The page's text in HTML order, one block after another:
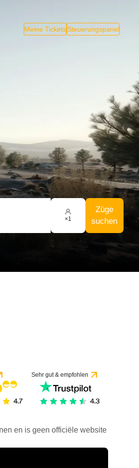
Meine TicketsSteuerungspanel
×1
Züge
suchen
Sehr gut & empfohlen
en is geen officiële website